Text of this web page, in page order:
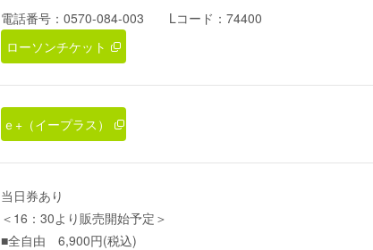
電話番号：0570-084-003 Lコード：74400
ローソンチケット
ｅ+（イープラス）
当日券あり
＜16：30より販売開始予定＞
■全自由 6,900円(税込)